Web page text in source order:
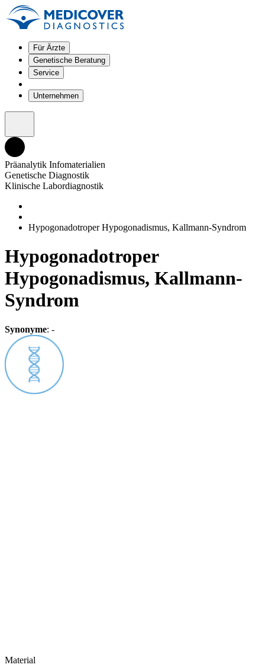
Für Ärzte
Genetische Beratung
Service
Unternehmen
Präanalytik Infomaterialien
Genetische Diagnostik
Klinische Labordiagnostik
Hypogonadotroper Hypogonadismus, Kallmann-Syndrom
Hypogonadotroper
Hypogonadismus, Kallmann-
Syndrom
Synonyme: -
Material